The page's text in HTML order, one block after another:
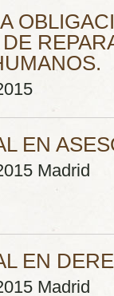
EN
Madrid
EN
Madrid